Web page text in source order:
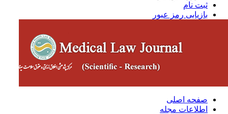
ثبت نام
بازیابی رمز عبور
صفحه اصلی
اطلاعات مجله